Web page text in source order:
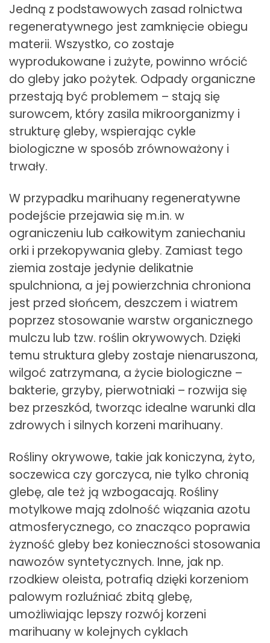
Jedną z podstawowych zasad rolnictwa
regeneratywnego jest zamknięcie obiegu
materii. Wszystko, co zostaje
wyprodukowane i zużyte, powinno wrócić
do gleby jako pożytek. Odpady organiczne
przestają być problemem – stają się
surowcem, który zasila mikroorganizmy i
strukturę gleby, wspierając cykle
biologiczne w sposób zrównoważony i
trwały.
W przypadku marihuany regeneratywne
podejście przejawia się m.in. w
ograniczeniu lub całkowitym zaniechaniu
orki i przekopywania gleby. Zamiast tego
ziemia zostaje jedynie delikatnie
spulchniona, a jej powierzchnia chroniona
jest przed słońcem, deszczem i wiatrem
poprzez stosowanie warstw organicznego
mulczu lub tzw. roślin okrywowych. Dzięki
temu struktura gleby zostaje nienaruszona,
wilgoć zatrzymana, a życie biologiczne –
bakterie, grzyby, pierwotniaki – rozwija się
bez przeszkód, tworząc idealne warunki dla
zdrowych i silnych korzeni marihuany.
Rośliny okrywowe, takie jak koniczyna, żyto,
soczewica czy gorczyca, nie tylko chronią
glebę, ale też ją wzbogacają. Rośliny
motylkowe mają zdolność wiązania azotu
atmosferycznego, co znacząco poprawia
żyzność gleby bez konieczności stosowania
nawozów syntetycznych. Inne, jak np.
rzodkiew oleista, potrafią dzięki korzeniom
palowym rozluźniać zbitą glebę,
umożliwiając lepszy rozwój korzeni
marihuany w kolejnych cyklach